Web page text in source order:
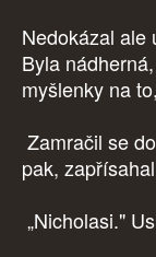
Nedokázal ale
Byla
myšlenky na
Zamračil se
pak,
„Nicholasi."